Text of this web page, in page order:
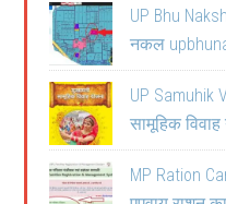
UP Bhu
नकल
UP Samuhik
सामूहिक विवाह
MP Ration